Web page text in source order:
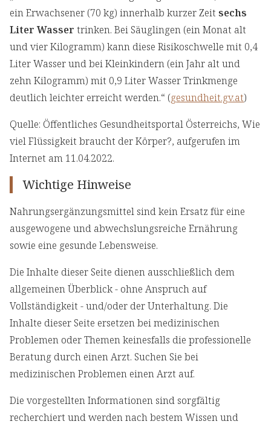
ein Erwachsener (70 kg) innerhalb kurzer Zeit sechs
Liter Wasser trinken. Bei Säuglingen (ein Monat alt
und vier Kilogramm) kann diese Risikoschwelle mit 0,4
Liter Wasser und bei Kleinkindern (ein Jahr alt und
zehn Kilogramm) mit 0,9 Liter Wasser Trinkmenge
deutlich leichter erreicht werden.“ (gesundheit.gv.at)
Quelle: Öffentliches Gesundheitsportal Österreichs, Wie
viel Flüssigkeit braucht der Körper?, aufgerufen im
Internet am 11.04.2022.
Wichtige Hinweise
Nahrungsergänzungsmittel sind kein Ersatz für eine
ausgewogene und abwechslungsreiche Ernährung
sowie eine gesunde Lebensweise.
Die Inhalte dieser Seite dienen ausschließlich dem
allgemeinen Überblick - ohne Anspruch auf
Vollständigkeit - und/oder der Unterhaltung. Die
Inhalte dieser Seite ersetzen bei medizinischen
Problemen oder Themen keinesfalls die professionelle
Beratung durch einen Arzt. Suchen Sie bei
medizinischen Problemen einen Arzt auf.
Die vorgestellten Informationen sind sorgfältig
recherchiert und werden nach bestem Wissen und